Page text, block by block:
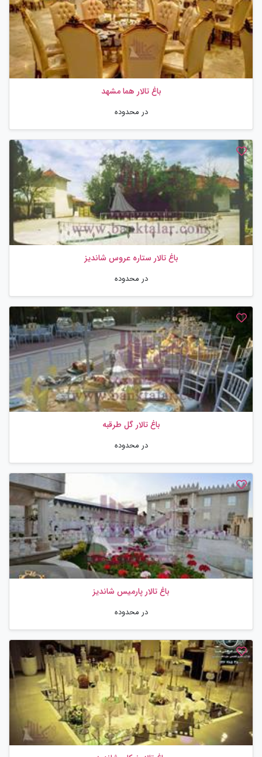
باغ تالار هما مشهد
در محدوده
باغ تالار ستاره عروس شاندیز
در محدوده
باغ تالار گل طرقبه
در محدوده
باغ تالار پارمیس شاندیز
در محدوده